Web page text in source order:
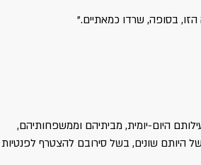
בסופה, שרדו כמאתיים."
היום-יומית, מביתיהם וממשפחותיהם,
היותם שונים, בשל סירובם להצטרף לפנטיות